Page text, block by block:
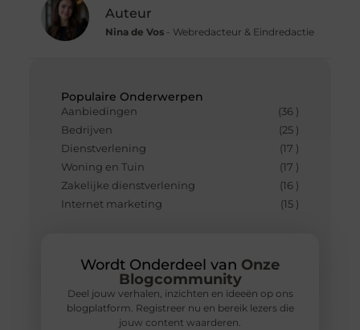
Populaire Onderwerpen
Aanbiedingen
(36 )
Bedrijven
(25 )
Dienstverlening
(17 )
Woning en Tuin
(17 )
Zakelijke dienstverlening
(16 )
Internet marketing
(15 )
Wordt Onderdeel van Onze
Blogcommunity
Deel jouw verhalen, inzichten en ideeën op ons
blogplatform. Registreer nu en bereik lezers die
jouw content waarderen.
Auteur
Nina de Vos- Webredacteur & Eindredactie